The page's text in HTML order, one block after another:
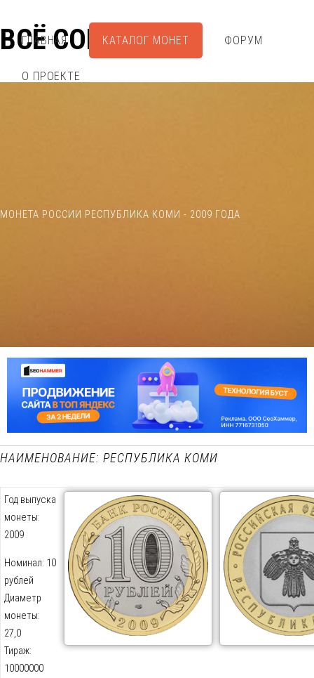
ВСЁ СОБРАЛ
ГЛАВНАЯ КАТАЛОГ МОНЕТ ФОРУМ
О ПРОЕКТЕ
МОНЕТА РОССИИ РЕСПУБЛИКА КОМИ - 2009 ГОДА
НАИМЕНОВАНИЕ: РЕСПУБЛИКА КОМИ
Год выпуска
монеты:
2009
Номинал: 10
рублей
Диаметр
монеты:
27,0
Тираж:
10000000